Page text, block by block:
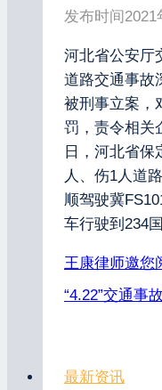
发布时间2021
河北省公安厅
道路交通事故
被刑事立案，
罚，责令相关
日，河北省保
人、伤1人道
顺驾驶冀
车行驶到234
王康律师邀您
“4.22”交通事
最新资讯